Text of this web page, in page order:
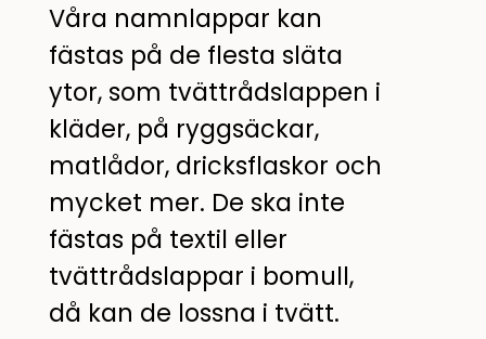
Våra namnlappar kan
fästas på de flesta släta
ytor, som tvättrådslappen i
kläder, på ryggsäckar,
matlådor, dricksflaskor och
mycket mer. De ska inte
fästas på textil eller
tvättrådslappar i bomull,
då kan de lossna i tvätt.